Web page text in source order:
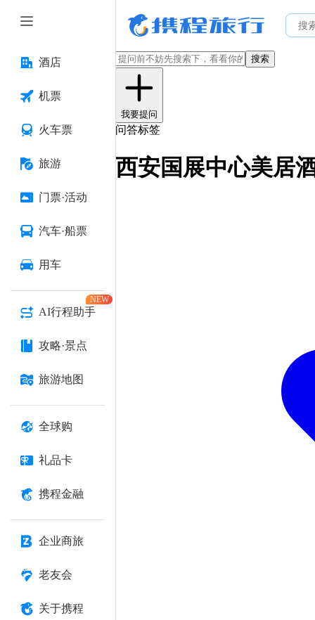
酒店
机票
火车票
旅游
门票·活动
汽车·船票
用车
AI行程助手
NEW
攻略·景点
旅游地图
全球购
礼品卡
携程金融
企业商旅
老友会
关于携程
搜索
我要提问
问答标签
西安国展中心美居